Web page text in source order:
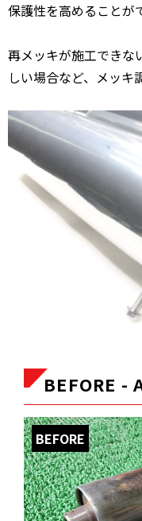
保護性を高めることが
再メッキが施工できな
しい場合など、メッキ
BEFORE -
BEFORE